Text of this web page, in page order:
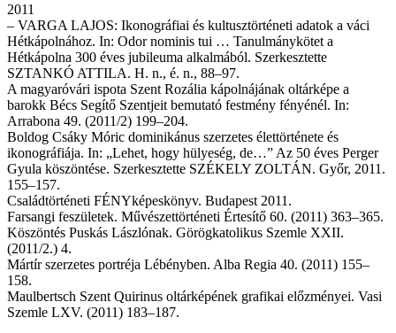
2011
– VARGA LAJOS: Ikonográfiai és kultusztörténeti adatok a váci
Hétkápolnához. In: Odor nominis tui … Tanulmánykötet a
Hétkápolna 300 éves jubileuma alkalmából. Szerkesztette
SZTANKÓ ATTILA. H. n., é. n., 88–97.
A magyaróvári ispota Szent Rozália kápolnájának oltárképe a
barokk Bécs Segítő Szentjeit bemutató festmény fényénél. In:
Arrabona 49. (2011/2) 199–204.
Boldog Csáky Móric dominikánus szerzetes élettörténete és
ikonográfiája. In: „Lehet, hogy hülyeség, de…” Az 50 éves Perger
Gyula köszöntése. Szerkesztette SZÉKELY ZOLTÁN. Győr, 2011.
155–157.
Családtörténeti FÉNYképeskönyv. Budapest 2011.
Farsangi feszületek. Művészettörténeti Értesítő 60. (2011) 363–365.
Köszöntés Puskás Lászlónak. Görögkatolikus Szemle XXII.
(2011/2.) 4.
Mártír szerzetes portréja Lébényben. Alba Regia 40. (2011) 155–
158.
Maulbertsch Szent Quirinus oltárképének grafikai előzményei. Vasi
Szemle LXV. (2011) 183–187.